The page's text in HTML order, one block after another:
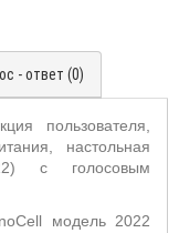
- ответ (0)
пользователя,
настольная
) с голосовым
модель 2022